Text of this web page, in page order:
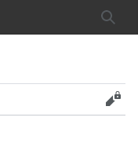
搜索
查看